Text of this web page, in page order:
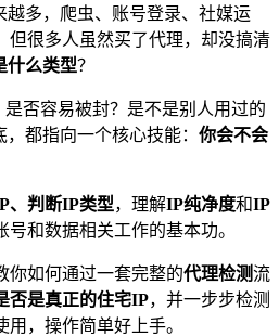
越多，爬虫、账号登录、社媒运
但很多人虽然买了代理，却没搞清
什么类型？
否容易被封？是不是别人用过的
都指向一个核心技能： 你会不会
、判断IP类型，理解IP纯净度和IP
和数据相关工作的基本功。
你如何通过一套完整的代理检测流
否是真正的住宅IP，并一步步检测
，操作简单好上手。